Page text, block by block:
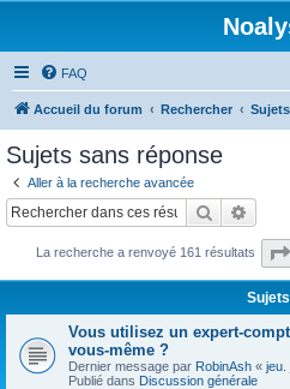
FAQ
Accueil du forum Rechercher
Sujets sans réponse
Aller à la recherche avancée
Rechercher
La recherche a renvoyé 161 résultats
Sujets
Vous utilisez un expert-
vous-même ?
Dernier message par RobinAsh « jeu.
Publié dans Discussion générale